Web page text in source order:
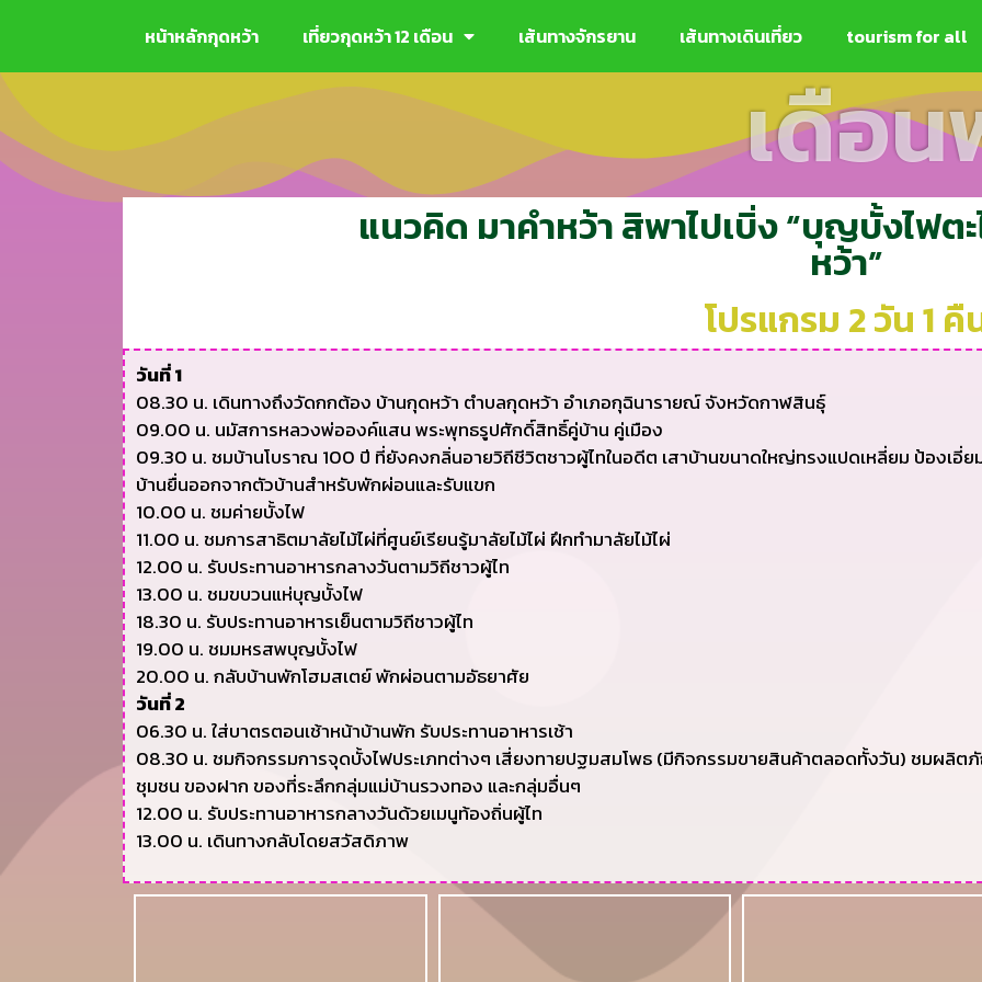
หน้าหลักกุดหว้า เที่ยวกุดหว้า 12 เดือน เส้นทางจักรยาน เส้นทางเดินเที่ยว​ tourism for all
เดือ
แนวคิด มาคำหว้า สิพาไปเบิ่ง “บุญบั้งไฟต
หว้า”
โปรแกรม 2 วัน 1 คื
วันที่ 1
08.30 น. เดินทางถึงวัดกกต้อง บ้านกุดหว้า ตำบลกุดหว้า อำเภอกุฉินารายณ์ จังหวัดกาฬสินธุ์
09.00 น. นมัสการหลวงพ่อองค์แสน พระพุทธรูปศักดิ์สิทธิ์คู่บ้าน คู่เมือง
09.30 น. ชมบ้านโบราณ 100 ปี ที่ยังคงกลิ่นอายวิถีชีวิตชาวผู้ไทในอดีต เสาบ้านขนาดใหญ่ทรงแปดเหลี่ยม ป้องเอี่ย
บ้านยื่นออกจากตัวบ้านสำหรับพักผ่อนและรับแขก
10.00 น. ชมค่ายบั้งไฟ
11.00 น. ชมการสาธิตมาลัยไม้ไผ่ที่ศูนย์เรียนรู้มาลัยไม้ไผ่ ฝึกทำมาลัยไม้ไผ่
12.00 น. รับประทานอาหารกลางวันตามวิถีชาวผู้ไท
13.00 น. ชมขบวนแห่บุญบั้งไฟ
18.30 น. รับประทานอาหารเย็นตามวิถีชาวผู้ไท
19.00 น. ชมมหรสพบุญบั้งไฟ
20.00 น. กลับบ้านพักโฮมสเตย์ พักผ่อนตามอัธยาศัย
วันที่ 2
06.30 น. ใส่บาตรตอนเช้าหน้าบ้านพัก รับประทานอาหารเช้า
08.30 น. ชมกิจกรรมการจุดบั้งไฟประเภทต่างๆ เสี่ยงทายปฐมสมโพธ (มีกิจกรรมขายสินค้าตลอดทั้งวัน) ชมผลิต
ชุมชน ของฝาก ของที่ระลึกกลุ่มแม่บ้านรวงทอง และกลุ่มอื่นๆ
12.00 น. รับประทานอาหารกลางวันด้วยเมนูท้องถิ่นผู้ไท
13.00 น. เดินทางกลับโดยสวัสดิภาพ